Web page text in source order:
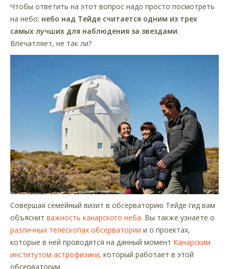
Чтобы ответить на этот вопрос надо просто посмотреть
на небо: небо над Тейде считается одним из трех
самых лучших для наблюдения за звездами.
Впечатляет, не так ли?
Совершая семейный визит в обсерваторию Тейде гид вам
объяснит важность канарского неба. Вы также узнаете о
различных телескопах обсерватории и о проектах,
которые в ней проводятся на данный момент Канарским
институтом астрофизики, который работает в этой
обсерватории.